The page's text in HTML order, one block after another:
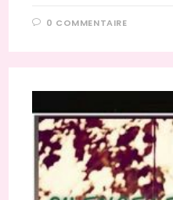
0 COMMENTAIRE